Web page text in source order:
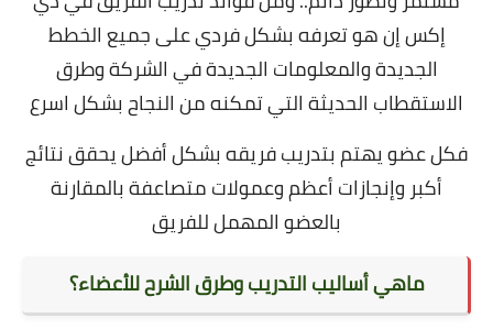
إكس إن هو تعرفه بشكل فردي على جميع الخطط
الجديدة والمعلومات الجديدة في الشركة وطرق
الاستقطاب الحديثة التي تمكنه من النجاح بشكل اسرع
فكل عضو يهتم بتدريب فريقه بشكل أفضل يحقق نتائج
أكبر وإنجازات أعظم وعمولات متصاعفة بالمقارنة
بالعضو المهمل للفريق
ماهي أساليب التدريب وطرق الشرح للأعضاء؟